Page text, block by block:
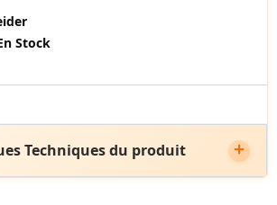
Stock
Techniques du produit